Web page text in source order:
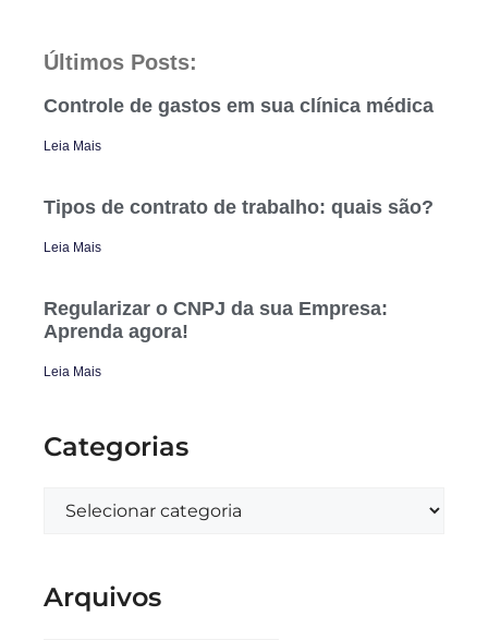
Últimos Posts:
Controle de gastos em sua clínica médica
Leia Mais
Tipos de contrato de trabalho: quais são?
Leia Mais
Regularizar o CNPJ da sua Empresa:
Aprenda agora!
Leia Mais
Categorias
Arquivos